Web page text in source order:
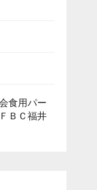
食用パー
ＢＣ福井